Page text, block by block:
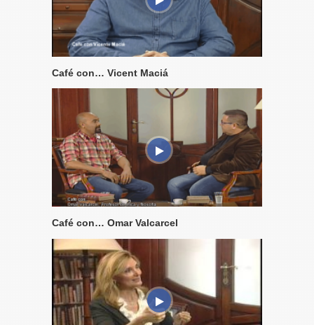
Café con… Vicent Maciá
Café con… Omar Valcarcel